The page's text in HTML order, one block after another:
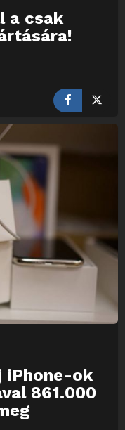
a csak
iPhone-ok
861.000